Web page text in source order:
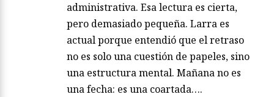
administrativa. Esa lectura es cierta,
pero demasiado pequeña. Larra es
actual porque entendió que el retraso
no es solo una cuestión de papeles, sino
una estructura mental. Mañana no es
una fecha: es una coartada….